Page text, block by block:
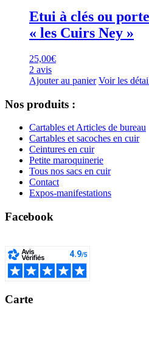
Etui à clés ou
« les Cuirs Ney »
25,00€
2 avis
Ajouter au panier Voir les
Nos produits :
Cartables et Articles de bureau
Cartables et sacoches en cuir
Ceintures en cuir
Petite maroquinerie
Tous nos sacs en cuir
Contact
Expos-manifestations
Facebook
Carte